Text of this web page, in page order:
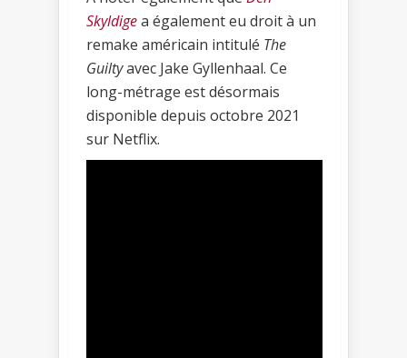
Skyldigea également eu droit à un
remake américain intitulé The
Guiltyavec Jake Gyllenhaal. Ce
long-métrage est désormais
disponible depuis octobre 2021
sur Netflix.